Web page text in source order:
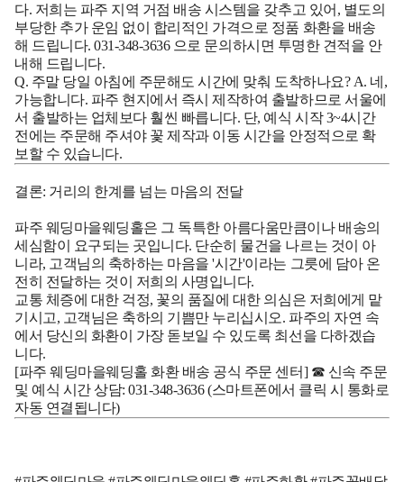
다. 저희는 파주 지역 거점 배송 시스템을 갖추고 있어, 별도의
부당한 추가 운임 없이 합리적인 가격으로 정품 화환을 배송
해 드립니다.031-348-3636 으로 문의하시면 투명한 견적을 안
내해 드립니다.
Q. 주말 당일 아침에 주문해도 시간에 맞춰 도착하나요? A. 네,
가능합니다. 파주 현지에서 즉시 제작하여 출발하므로 서울에
서 출발하는 업체보다 훨씬 빠릅니다. 단, 예식 시작 3~4시간
전에는 주문해 주셔야 꽃 제작과 이동 시간을 안정적으로 확
보할 수 있습니다.
결론: 거리의 한계를 넘는 마음의 전달
파주 웨딩마을웨딩홀은 그 독특한 아름다움만큼이나 배송의
세심함이 요구되는 곳입니다. 단순히 물건을 나르는 것이 아
니라, 고객님의 축하하는 마음을 '시간'이라는 그릇에 담아 온
전히 전달하는 것이 저희의 사명입니다.
교통 체증에 대한 걱정, 꽃의 품질에 대한 의심은 저희에게 맡
기시고, 고객님은 축하의 기쁨만 누리십시오. 파주의 자연 속
에서 당신의 화환이 가장 돋보일 수 있도록 최선을 다하겠습
니다.
[파주 웨딩마을웨딩홀 화환 배송 공식 주문 센터] ☎ 신속 주문
및 예식 시간 상담: 031-348-3636(스마트폰에서 클릭 시 통화로
자동 연결됩니다)